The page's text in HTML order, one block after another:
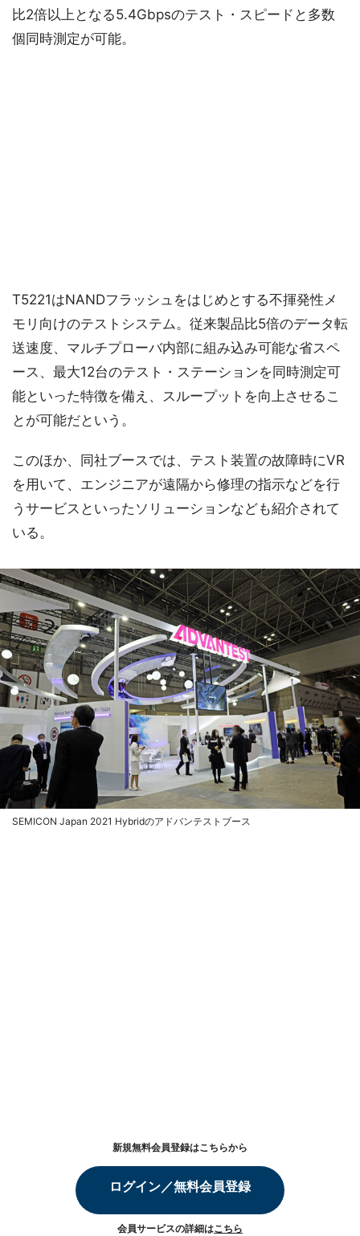
比2倍以上となる5.4Gbpsのテスト・スピードと多数
個同時測定が可能。
T5221はNANDフラッシュをはじめとする不揮発性メ
モリ向けのテストシステム。従来製品比5倍のデータ転
送速度、マルチプローバ内部に組み込み可能な省スペ
ース、最大12台のテスト・ステーションを同時測定可
能といった特徴を備え、スループットを向上させるこ
とが可能だという。
このほか、同社ブースでは、テスト装置の故障時にVR
を用いて、エンジニアが遠隔から修理の指示などを行
うサービスといったソリューションなども紹介されて
いる。
SEMICON Japan 2021 Hybridのアドバンテストブース
新規無料会員登録はこちらから
ログイン／無料会員登録
会員サービスの詳細はこちら